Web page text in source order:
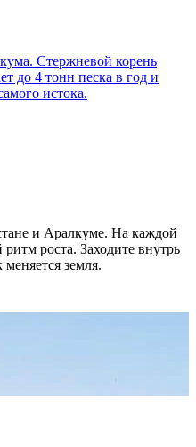
Стержневой корень
до 4 тонн песка в год и
истока.
и Аралкуме. На каждой
роста. Заходите внутрь
земля.